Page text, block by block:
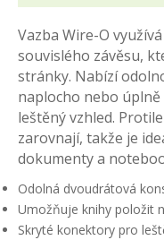
Vazba Wire-O
souvislého závěsu,
stránky. Nabízí
naplocho nebo
leštěný vzhled.
zarovnají, takže je
dokumenty a
Odolná dvoudrátová
Umožňuje knihy položit
Skryté konektory pro